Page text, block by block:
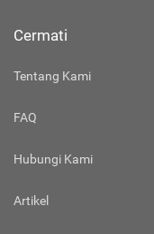
Cermati
Tentang Kami
FAQ
Hubungi Kami
Artikel